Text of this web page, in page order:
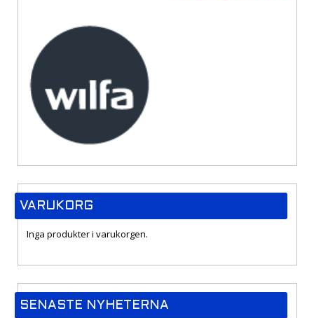
VARUKORG
Inga produkter i varukorgen.
SENASTE NYHETERNA